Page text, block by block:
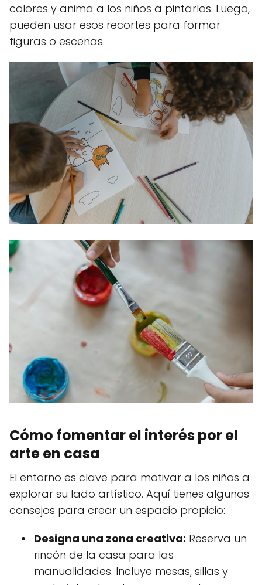
colores y anima a los niños a pintarlos. Luego,
pueden usar esos recortes para formar
figuras o escenas.
Cómo fomentar el interés por el
arte en casa
El entorno es clave para motivar a los niños a
explorar su lado artístico. Aquí tienes algunos
consejos para crear un espacio propicio:
Designa una zona creativa: Reserva un
rincón de la casa para las
manualidades. Incluye mesas, sillas y